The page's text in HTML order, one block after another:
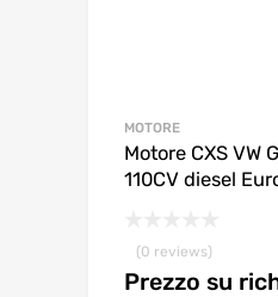
MOTORE
Motore CXS VW
110CV diesel
(0 reviews)
Prezzo su